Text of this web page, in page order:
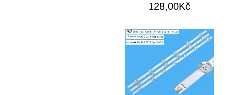
128,00Kč